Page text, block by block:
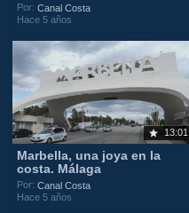
Por:Canal Costa
Hace 5 años
13:01
Marbella, una joya en la
costa. Málaga
Por:Canal Costa
Hace 5 años